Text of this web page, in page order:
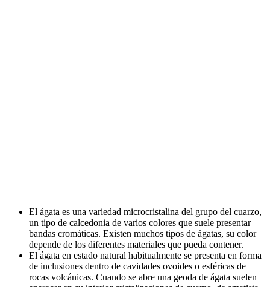
El ágata es una variedad microcristalina del grupo del cuarzo,
un tipo de calcedonia de varios colores que suele presentar
bandas cromáticas. Existen muchos tipos de ágatas, su color
depende de los diferentes materiales que pueda contener.
El ágata en estado natural habitualmente se presenta en forma
de inclusiones dentro de cavidades ovoides o esféricas de
rocas volcánicas. Cuando se abre una geoda de ágata suelen